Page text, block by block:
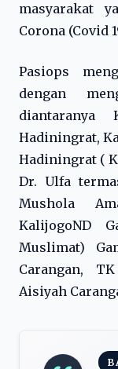
masyarakat
Corona (Covid
Pasiops
dengan
diantaranya
Hadiningrat,
Hadiningrat (
Dr. Ulfa
Mushola
KalijogoND
Muslimat)
Carangan,
Aisiyah